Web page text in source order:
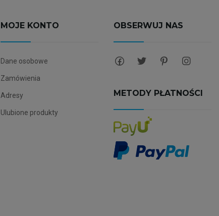
MOJE KONTO
Dane osobowe
Zamówienia
Adresy
Ulubione produkty
OBSERWUJ NAS
METODY PŁATNOŚCI